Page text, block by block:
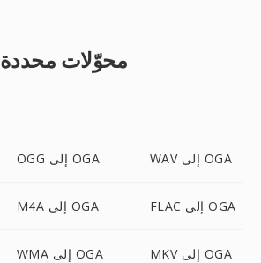
محوّلات محددة
OGG إلى OGA WAV إلى OGA
M4A إلى OGA FLAC إلى OGA
WMA إلى OGA MKV إلى OGA